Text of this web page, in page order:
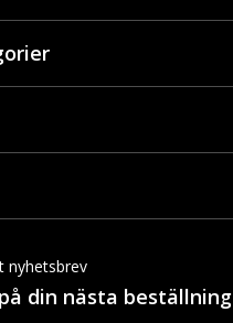
nyhetsbrev
din nästa beställning